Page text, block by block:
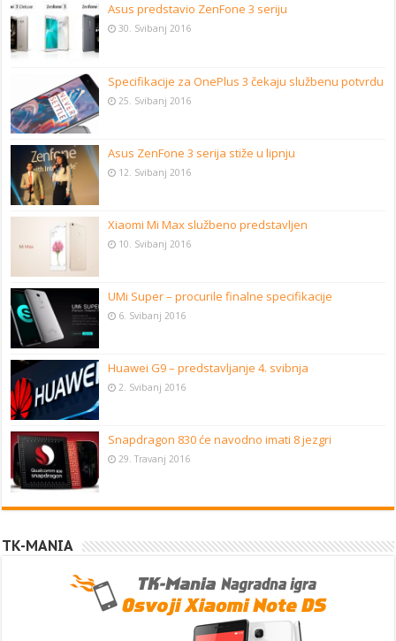
Asus predstavio ZenFone 3 seriju
30. Svibanj 2016
Specifikacije za OnePlus 3 čekaju službenu potvrdu
25. Svibanj 2016
Asus ZenFone 3 serija stiže u lipnju
12. Svibanj 2016
Xiaomi Mi Max službeno predstavljen
10. Svibanj 2016
UMi Super – procurile finalne specifikacije
6. Svibanj 2016
Huawei G9 – predstavljanje 4. svibnja
2. Svibanj 2016
Snapdragon 830 će navodno imati 8 jezgri
29. Travanj 2016
TK-MANIA